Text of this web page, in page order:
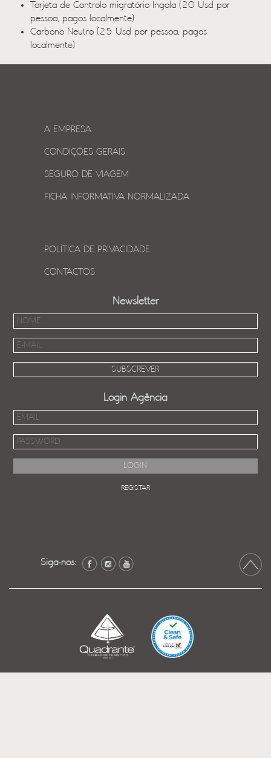
Tarjeta de Controlo migratório Ingala (20 Usd por
pessoa, pagos localmente)
Carbono Neutro (25 Usd por pessoa, pagos
localmente)
A EMPRESA
CONDIÇÕES GERAIS
SEGURO DE VIAGEM
FICHA INFORMATIVA NORMALIZADA
POLÍTICA DE PRIVACIDADE
CONTACTOS
Newsletter
Login Agência
REGISTAR
Siga-nos: